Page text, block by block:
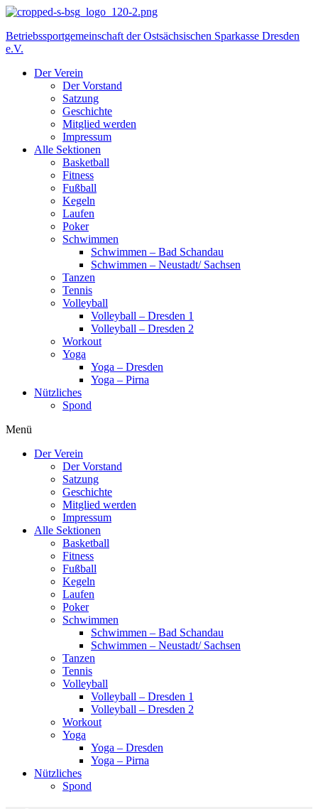
Betriebssportgemeinschaft der Ostsächsischen Sparkasse Dresden
e.V.
Der Verein
Der Vorstand
Satzung
Geschichte
Mitglied werden
Impressum
Alle Sektionen
Basketball
Fitness
Fußball
Kegeln
Laufen
Poker
Schwimmen
Schwimmen – Bad Schandau
Schwimmen – Neustadt/ Sachsen
Tanzen
Tennis
Volleyball
Volleyball – Dresden 1
Volleyball – Dresden 2
Workout
Yoga
Yoga – Dresden
Yoga – Pirna
Nützliches
Spond
Menü
Der Verein
Der Vorstand
Satzung
Geschichte
Mitglied werden
Impressum
Alle Sektionen
Basketball
Fitness
Fußball
Kegeln
Laufen
Poker
Schwimmen
Schwimmen – Bad Schandau
Schwimmen – Neustadt/ Sachsen
Tanzen
Tennis
Volleyball
Volleyball – Dresden 1
Volleyball – Dresden 2
Workout
Yoga
Yoga – Dresden
Yoga – Pirna
Nützliches
Spond